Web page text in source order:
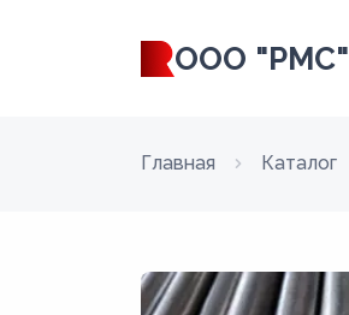
ООО "РМС"
Главная Каталог